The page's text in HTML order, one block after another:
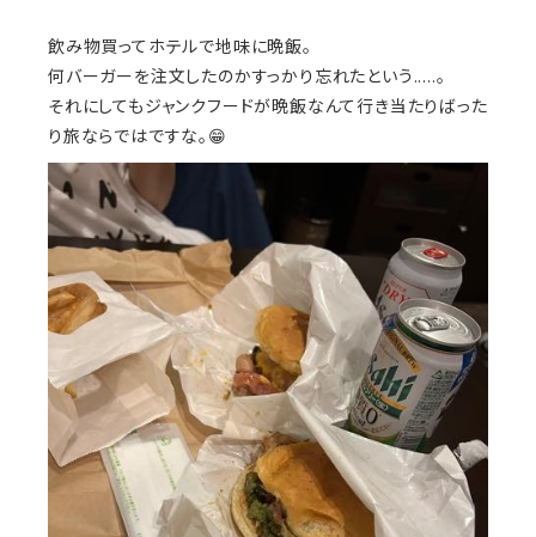
飲み物買ってホテルで地味に晩飯。
何バーガーを注文したのかすっかり忘れたという.....。
それにしてもジャンクフードが晩飯なんて行き当たりばった
り旅ならではですな。😁